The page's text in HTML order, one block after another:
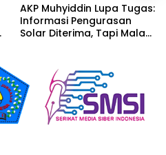
AKP Muhyiddin Lupa Tugas:
Informasi Pengurasan
Solar Diterima, Tapi Malah